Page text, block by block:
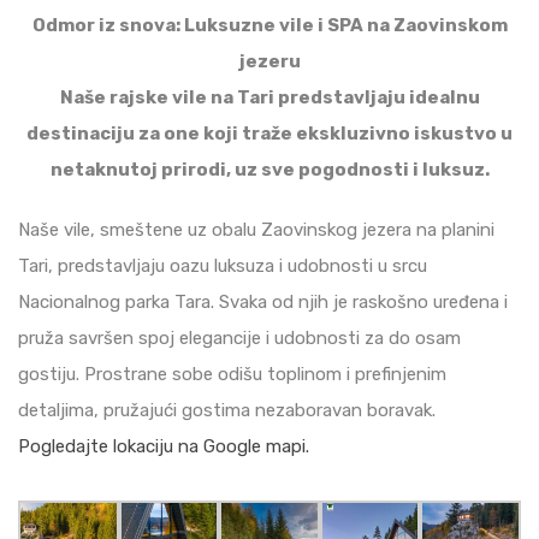
Odmor iz snova: Luksuzne vile i SPA na Zaovinskom
jezeru
Naše rajske vile na Tari predstavljaju idealnu
destinaciju za one koji traže ekskluzivno iskustvo u
netaknutoj prirodi, uz sve pogodnosti i luksuz.
Naše vile, smeštene uz obalu Zaovinskog jezera na planini
Tari, predstavljaju oazu luksuza i udobnosti u srcu
Nacionalnog parka Tara. Svaka od njih je raskošno uređena i
pruža savršen spoj elegancije i udobnosti za do osam
gostiju. Prostrane sobe odišu toplinom i prefinjenim
detaljima, pružajući gostima nezaboravan boravak.
Pogledajte lokaciju na Google mapi.